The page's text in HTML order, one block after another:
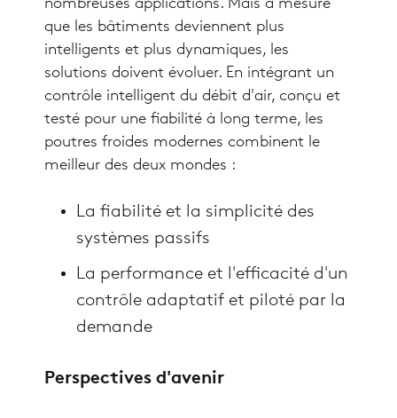
nombreuses applications. Mais à mesure
que les bâtiments deviennent plus
intelligents et plus dynamiques, les
solutions doivent évoluer. En intégrant un
contrôle intelligent du débit d'air, conçu et
testé pour une fiabilité à long terme, les
poutres froides modernes combinent le
meilleur des deux mondes :
La fiabilité et la simplicité des
systèmes passifs
La performance et l'efficacité d'un
contrôle adaptatif et piloté par la
demande
Perspectives d'avenir